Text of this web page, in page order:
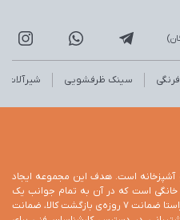
سینک ظرفشویی شیرآلات
آشپزخانه است. هدف این مجموعه ایجاد
است که در آن به تمام جوانب یک
خرید مطمئن توجه شده باشد. در همین راستا ضمانت 7 روزه‌ی بازگشت کالا، ضمانت